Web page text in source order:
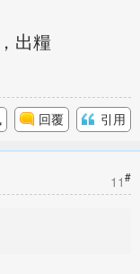
出糧
回覆 引用
11#